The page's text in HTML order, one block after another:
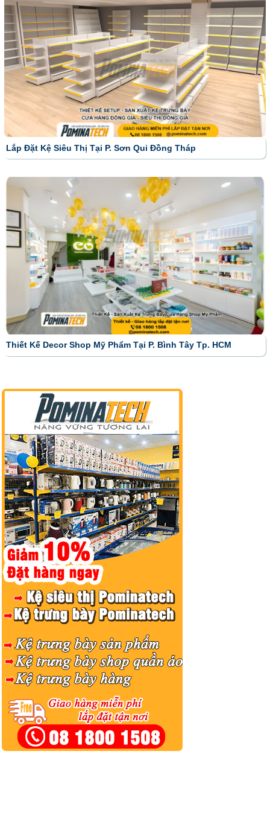
Lắp Đặt Kệ Siêu Thị Tại P. Sơn Qui Đồng Tháp
Thiết Kế Decor Shop Mỹ Phẩm Tại P. Bình Tây Tp. HCM